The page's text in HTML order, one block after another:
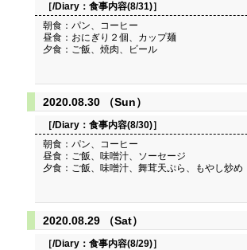
［/Diary： 食事内容(8/31)］
朝食：パン、コーヒー
昼食：おにぎり２個、カップ麺
夕食：ご飯、焼肉、ビール
2020.08.30 （Sun）
［/Diary： 食事内容(8/30)］
朝食：パン、コーヒー
昼食：ご飯、味噌汁、ソーセージ
夕食：ご飯、味噌汁、舞茸天ぷら、もやし炒め
2020.08.29 （Sat）
［/Diary： 食事内容(8/29)］